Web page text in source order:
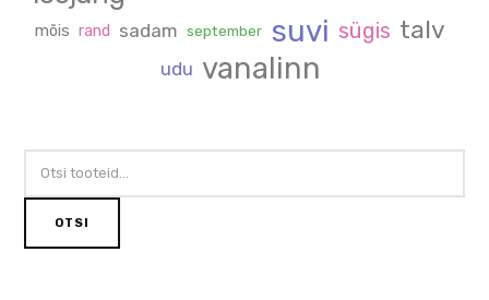
mõis rand sadam september suvi sügis talv
udu vanalinn
OTSI